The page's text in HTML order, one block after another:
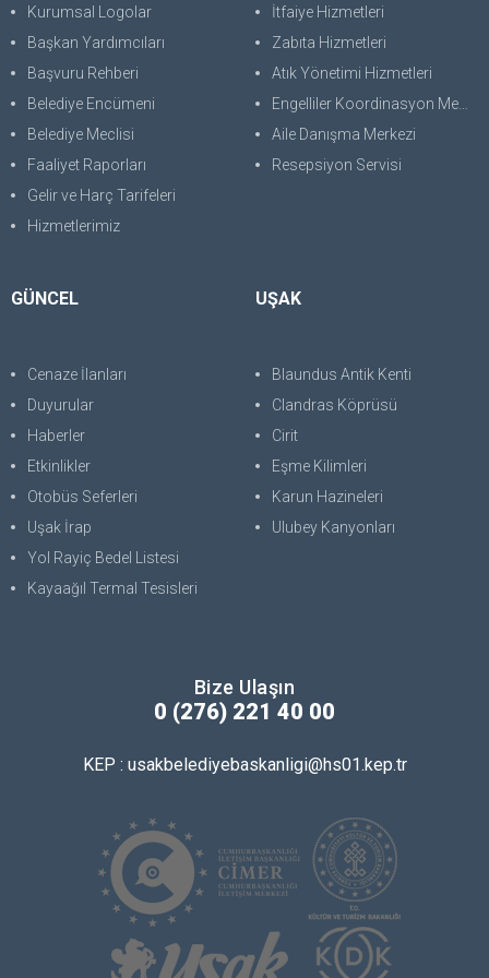
Kurumsal Logolar
Başkan Yardımcıları
Başvuru Rehberi
Belediye Encümeni
Belediye Meclisi
Faaliyet Raporları
Gelir ve Harç Tarifeleri
Hizmetlerimiz
İtfaiye Hizmetleri
Zabıta Hizmetleri
Atık Yönetimi Hizmetleri
Engelliler Koordinasyon Merkezi
Aile Danışma Merkezi
Resepsiyon Servisi
GÜNCEL
Cenaze İlanları
Duyurular
Haberler
Etkinlikler
Otobüs Seferleri
Uşak İrap
Yol Rayiç Bedel Listesi
Kayaağıl Termal Tesisleri
UŞAK
Blaundus Antik Kenti
Clandras Köprüsü
Cirit
Eşme Kilimleri
Karun Hazineleri
Ulubey Kanyonları
Bize Ulaşın
0 (276) 221 40 00
KEP : usakbelediyebaskanligi@hs01.kep.tr